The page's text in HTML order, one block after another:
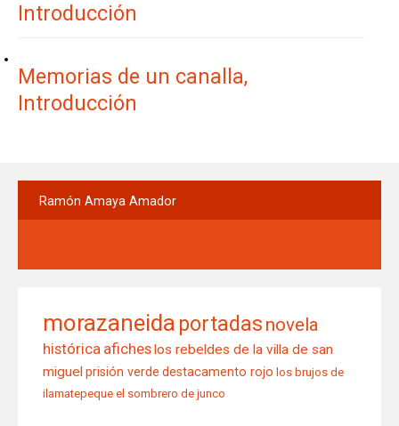
Introducción
Memorias de un canalla,
Introducción
Ramón Amaya Amador
morazaneida portadas novela
histórica aficheslos rebeldes de la villa de san
miguelprisión verde destacamento rojo los brujos de
ilamatepeque el sombrero de junco